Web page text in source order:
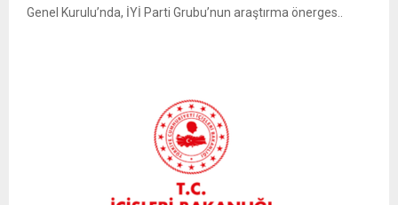
Genel Kurulu’nda, İYİ Parti Grubu’nun araştırma önerges..